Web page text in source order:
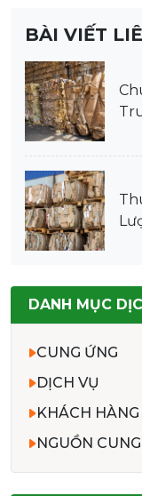
BÀI VIẾT
DANH MỤC
CUNG ỨNG
DỊCH VỤ
KHÁCH HÀNG
NGUỒN CUNG